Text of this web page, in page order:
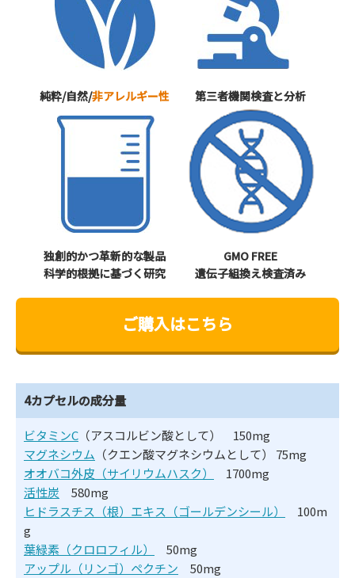
純粋/自然/非アレルギー性 第三者機関検査と分析
独創的かつ革新的な製品
科学的根拠に基づく研究
GMO FREE
遺伝子組換え検査済み
ご購入はこちら
4カプセルの成分量
ビタミンC （アスコルビン酸として） 150mg
マグネシウム （クエン酸マグネシウムとして） 75mg
オオバコ外皮（サイリウムハスク）
1700mg
活性炭 580mg
ヒドラスチス（根）エキス（ゴールデンシール）
100m
g
葉緑素（クロロフィル）
50mg
アップル（リンゴ）ペクチン 50mg